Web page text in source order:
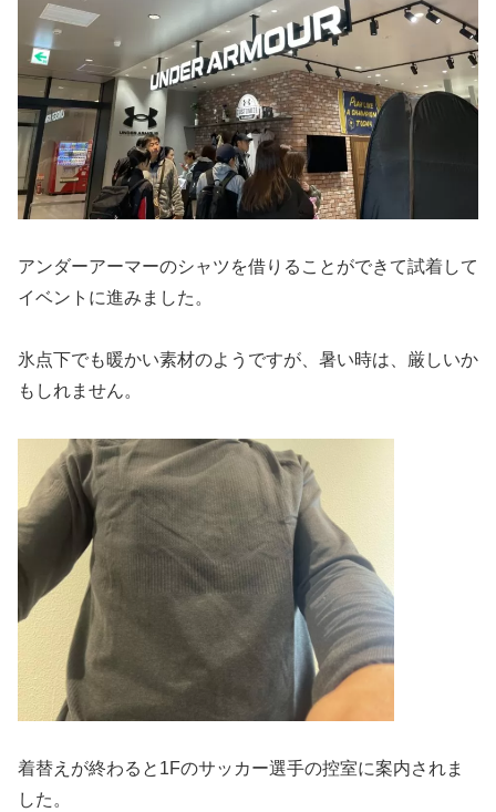
アンダーアーマーのシャツを借りることができて試着して
イベントに進みました。
氷点下でも暖かい素材のようですが、暑い時は、厳しいか
もしれません。
着替えが終わると1Fのサッカー選手の控室に案内されま
した。